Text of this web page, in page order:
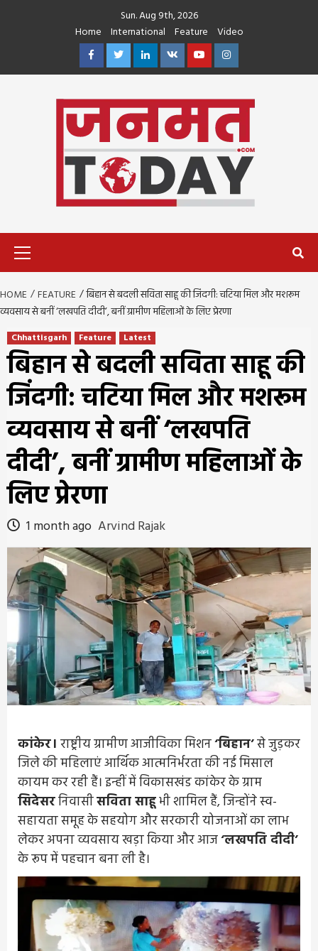
Sun. Aug 9th, 2026
Home
International Feature
Video
FacebookTwitterLinkedin
VK YoutubeInstagram
HOME FEATURE
बिहान से बदली सविता साहू की जिंदगी: चटिया मिल और मशरूम
व्यवसाय से बनीं ‘लखपति दीदी’, बनीं ग्रामीण महिलाओं के लिए प्रेरणा
Chhattisgarh Feature Latest
बिहान से बदली सविता साहू की
जिंदगी: चटिया मिल और मशरूम
व्यवसाय से बनीं ‘लखपति
दीदी’, बनीं ग्रामीण महिलाओं के
लिए प्रेरणा
1 month ago Arvind Rajak
कांकेर। राष्ट्रीय ग्रामीण आजीविका मिशन‘बिहान’से जुड़कर
जिले की महिलाएं आर्थिक आत्मनिर्भरता की नई मिसाल
कायम कर रही हैं। इन्हीं में विकासखंड कांकेर के ग्राम
सिदेसरनिवासीसविता साहूभी शामिल हैं, जिन्होंने स्व-
सहायता समूह के सहयोग और सरकारी योजनाओं का लाभ
लेकर अपना व्यवसाय खड़ा किया और आज‘लखपति दीदी’
के रूप में पहचान बना ली है।